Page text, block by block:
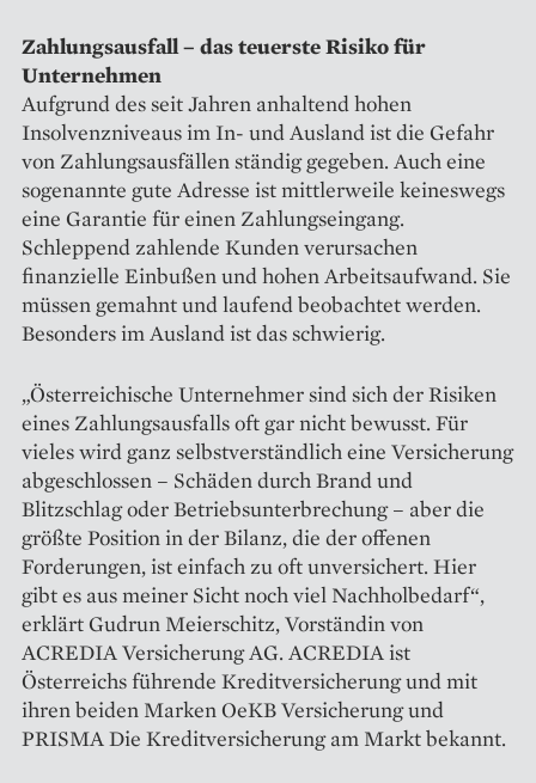
Zahlungsausfall – das teuerste Risiko für
Unternehmen
Aufgrund des seit Jahren anhaltend hohen
Insolvenzniveaus im In- und Ausland ist die Gefahr
von Zahlungsausfällen ständig gegeben. Auch eine
sogenannte gute Adresse ist mittlerweile keineswegs
eine Garantie für einen Zahlungseingang.
Schleppend zahlende Kunden verursachen
finanzielle Einbußen und hohen Arbeitsaufwand. Sie
müssen gemahnt und laufend beobachtet werden.
Besonders im Ausland ist das schwierig.
„Österreichische Unternehmer sind sich der Risiken
eines Zahlungsausfalls oft gar nicht bewusst. Für
vieles wird ganz selbstverständlich eine Versicherung
abgeschlossen – Schäden durch Brand und
Blitzschlag oder Betriebsunterbrechung – aber die
größte Position in der Bilanz, die der offenen
Forderungen, ist einfach zu oft unversichert. Hier
gibt es aus meiner Sicht noch viel Nachholbedarf“,
erklärt Gudrun Meierschitz, Vorständin von
ACREDIA Versicherung AG. ACREDIA ist
Österreichs führende Kreditversicherung und mit
ihren beiden Marken OeKB Versicherung und
PRISMA Die Kreditversicherung am Markt bekannt.